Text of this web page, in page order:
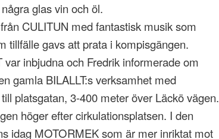
glas vin och öl.
CULITUN med fantastisk musik som
tillfälle gavs att prata i kompisgängen.
var inbjudna och Fredrik informerade om
gamla BILALLT:s verksamhet med
platsgatan, 3-400 meter över Läckö vägen.
höger efter cirkulationsplatsen. I den
idag MOTORMEK som är mer inriktat mot